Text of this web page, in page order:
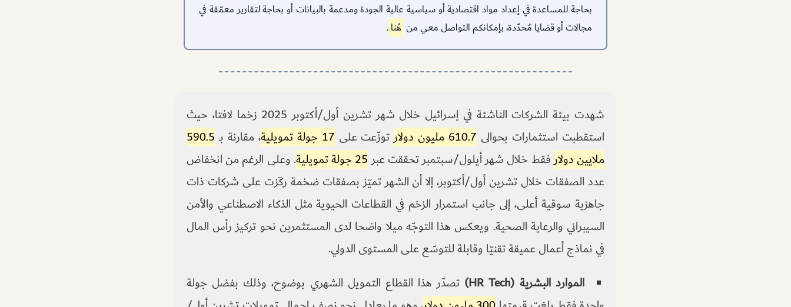
بحاجة للمساعدة في إعداد مواد اقتصادية أو سياسية عالية الجودة ومدعمة بالبيانات أو بحاجة لتقارير معمّقة في
مجالات أو قضايا مُحدّدة، بإمكانكم التواصل معي من هُنا.
شهدت بيئة الشركات الناشئة في إسرائيل خلال شهر تشرين أول/أكتوبر 2025 زخما لافتا، حيث
استقطبت استثمارات بحوالى 610.7 مليون دولار توزّعت على 17 جولة تمويلية ، مقارنة بـ 590.5
ملايين دولارفقط خلال شهر أيلول/سبتمبر تحققت عبر25 جولة تمويلية
. وعلى الرغم من انخفاض
عدد الصفقات خلال تشرين أول/أكتوبر، إلا أن الشهر تميّز بصفقات ضخمة ركّزت على شركات ذات
جاهزية سوقية أعلى، إلى جانب استمرار الزخم في القطاعات الحيوية مثل الذكاء الاصطناعي والأمن
السيبراني والرعاية الصحية. ويعكس هذا التوجّه ميلا واضحا لدى المستثمرين نحو تركيز رأس المال
في نماذج أعمال عميقة تقنيّا وقابلة للتوسّع على المستوى الدولي.
الموارد البشرية (HR Tech)
تصدّر هذا القطاع التمويل الشهري بوضوح، وذلك بفضل جولة